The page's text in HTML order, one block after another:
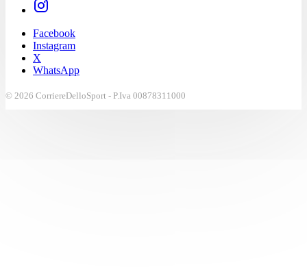
Facebook
Instagram
X
WhatsApp
© 2026 CorriereDelloSport - P.Iva 00878311000